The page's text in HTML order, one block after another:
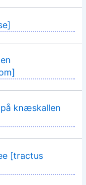
knæskallen
[tractus